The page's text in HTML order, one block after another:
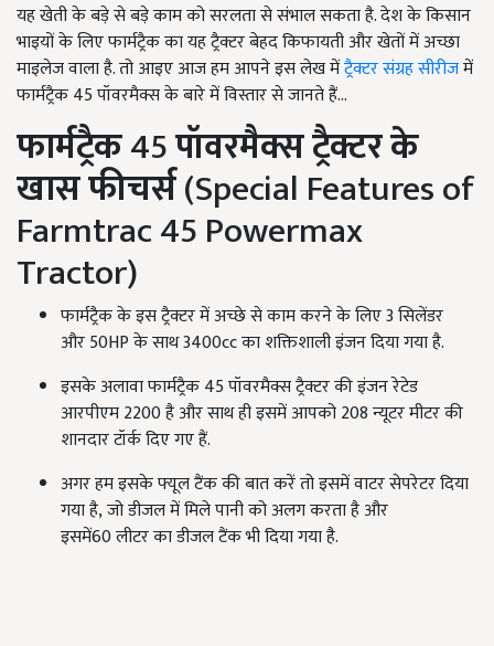
यह खेती के बड़े से बड़े काम को सरलता से संभाल सकता है. देश के किसान
भाइयों के लिए फार्मट्रैक का यह ट्रैक्टर बेहद किफायती और खेतों में अच्छा
माइलेज वाला है. तो आइए आज हम आपने इस लेख मेंट्रैक्टर संग्रह सीरीजमें
फार्मट्रैक 45पॉवरमैक्स के बारे में विस्तार से जानते हैं...
फार्मट्रैक45पॉवरमैक्स ट्रैक्टर के
खास फीचर्स(Special Features of
Farmtrac 45 Powermax
Tractor)
फार्मट्रैक के इस ट्रैक्टर में अच्छे से काम करने के लिए 3सिलेंडर
और50HP के साथ 3400cc का शक्तिशाली इंजन दिया गया है.
इसके अलावा फार्मट्रैक 45पॉवरमैक्स ट्रैक्टर की इंजन रेटेड
आरपीएम2200है और साथ ही इसमें आपको208न्यूटर मीटर की
शानदार टॉर्क दिए गए हैं.
अगर हम इसके फ्यूल टैंक की बात करें तो इसमें वाटर सेपरेटर दिया
गया है, जो डीजल में मिले पानी को अलग करता है और
इसमें60लीटर का डीजल टैंक भी दिया गया है.